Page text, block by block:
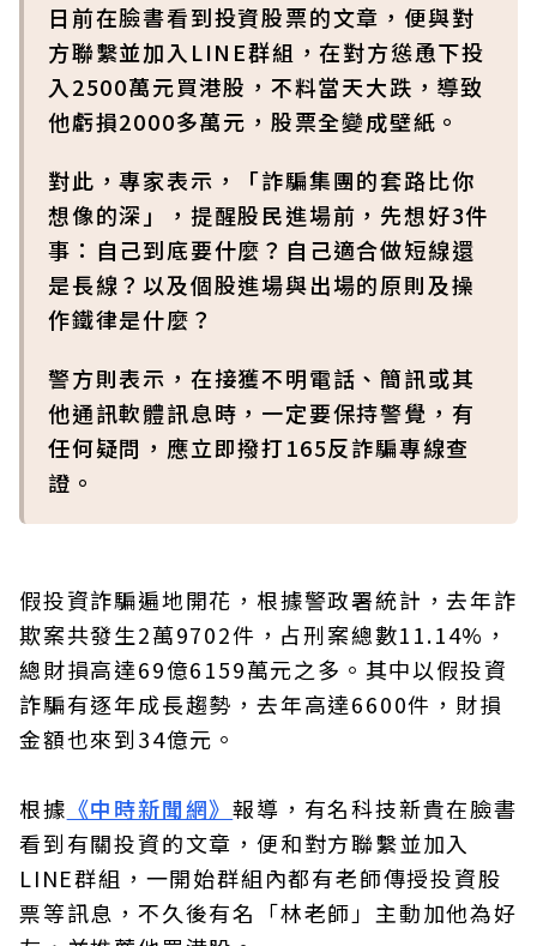
日前在臉書看到投資股票的文章，便與對
方聯繫並加入LINE群組，在對方慫恿下投
入2500萬元買港股，不料當天大跌，導致
他虧損2000多萬元，股票全變成壁紙。
對此，專家表示，「詐騙集團的套路比你
想像的深」，提醒股民進場前，先想好3件
事：自己到底要什麼？自己適合做短線還
是長線？以及個股進場與出場的原則及操
作鐵律是什麼？
警方則表示，在接獲不明電話、簡訊或其
他通訊軟體訊息時，一定要保持警覺，有
任何疑問，應立即撥打165反詐騙專線查
證。
假投資詐騙遍地開花，根據警政署統計，去年詐
欺案共發生2萬9702件，占刑案總數11.14%，
總財損高達69億6159萬元之多。其中以假投資
詐騙有逐年成長趨勢，去年高達6600件，財損
金額也來到34億元。
根據 《中時新聞網》報導，有名科技新貴在臉書
看到有關投資的文章，便和對方聯繫並加入
LINE群組，一開始群組內都有老師傳授投資股
票等訊息，不久後有名「林老師」主動加他為好